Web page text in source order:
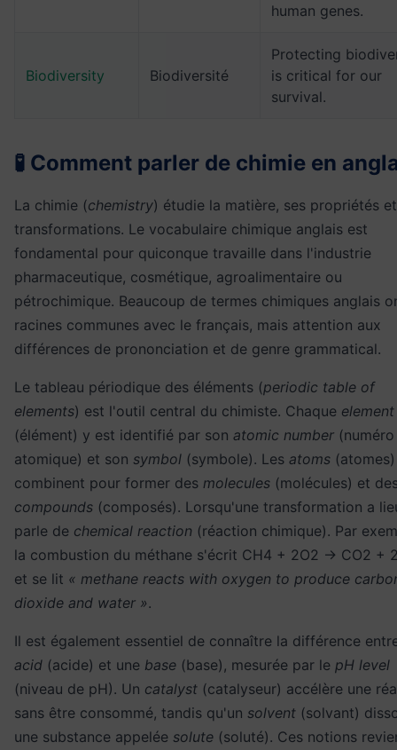
human genes.
Biodiversity Biodiversité
Protecting
is critical for our
survival.
🧪 Comment parler de chimie en
La chimie (chemistry) étudie la matière, ses propriétés
transformations. Le vocabulaire chimique anglais est
fondamental pour quiconque travaille dans l'industrie
pharmaceutique, cosmétique, agroalimentaire ou
pétrochimique. Beaucoup de termes chimiques anglais
racines communes avec le français, mais attention aux
différences de prononciation et de genre grammatical.
Le tableau périodique des éléments (periodic table of
elements) est l'outil central du chimiste. Chaque element
(élément) y est identifié par son atomic number (numéro
atomique) et son symbol (symbole). Les atoms
combinent pour former des molecules (molécules) et
compounds (composés). Lorsqu'une transformation a
parle de chemical reaction (réaction chimique). Par
la combustion du méthane s'écrit CH4 + 2O2 → CO2 +
et se lit « methane reacts with oxygen to produce
dioxide and water ».
Il est également essentiel de connaître la différence
acid (acide) et une base (base), mesurée par le pH level
(niveau de pH). Un catalyst (catalyseur) accélère une
sans être consommé, tandis qu'un solvent (solvant)
une substance appelée solute (soluté). Ces notions